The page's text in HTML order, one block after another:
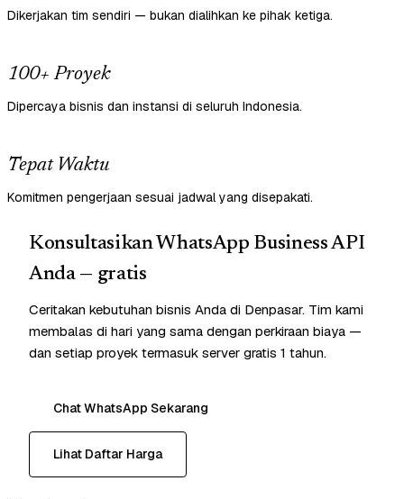
Dikerjakan tim sendiri — bukan dialihkan ke pihak ketiga.
100+ Proyek
Dipercaya bisnis dan instansi di seluruh Indonesia.
Tepat Waktu
Komitmen pengerjaan sesuai jadwal yang disepakati.
Konsultasikan WhatsApp Business API
Anda — gratis
Ceritakan kebutuhan bisnis Anda di Denpasar. Tim kami
membalas di hari yang sama dengan perkiraan biaya —
dan setiap proyek termasuk server gratis 1 tahun.
Chat WhatsApp Sekarang
Lihat Daftar Harga